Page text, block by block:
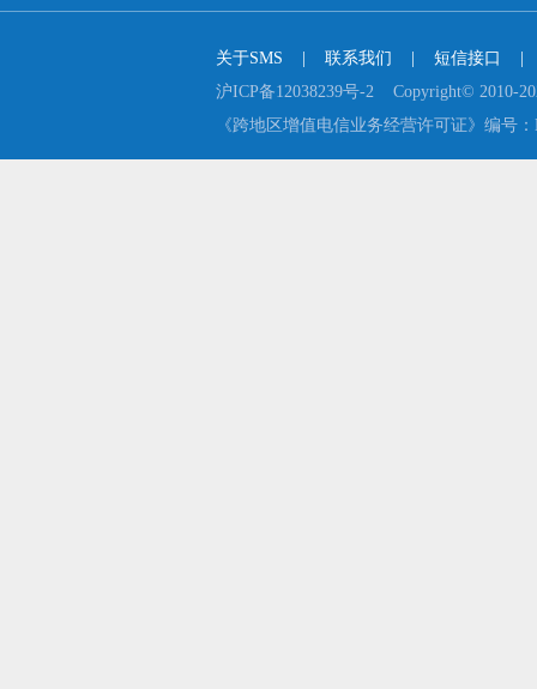
关于SMS 联系我们 短信接口
沪ICP备12038239号-2    Copyright© 2010-
《跨地区增值电信业务经营许可证》编号：